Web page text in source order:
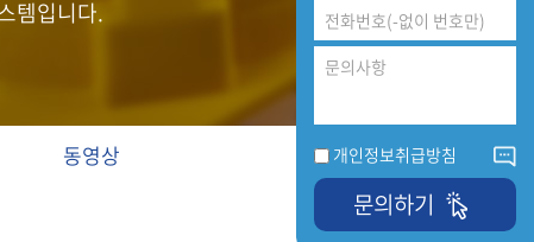
템입니다.
동영상 개인정보취급방침
문의하기